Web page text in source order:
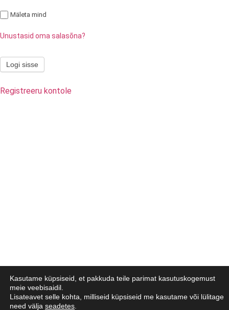
Mäleta mind
Unustasid oma salasõna?
Registreeru kontole
Kasutame küpsiseid, et pakkuda teile parimat kasutuskogemust
meie veebisaidil.
Lisateavet selle kohta, milliseid küpsiseid me kasutame või lülitage
need välja seadetes